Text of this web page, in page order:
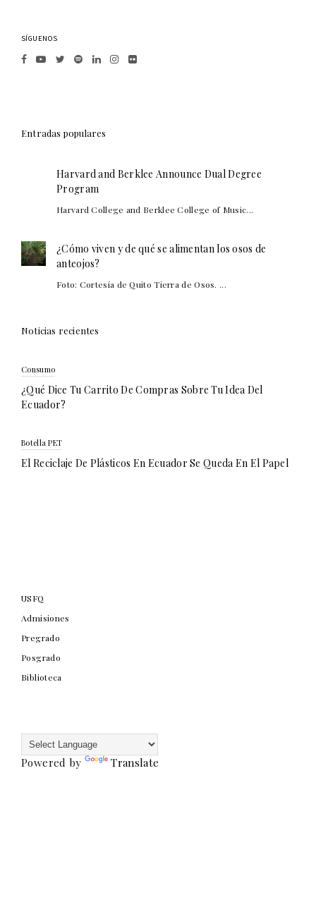
SÍGUENOS
Entradas populares
Harvard and Berklee Announce Dual Degree
Program
Harvard College and Berklee College of Music...
¿Cómo viven y de qué se alimentan los osos de
anteojos?
Foto: Cortesía de Quito Tierra de Osos. ...
Noticias recientes
Consumo
¿Qué Dice Tu Carrito De Compras Sobre Tu Idea Del
Ecuador?
Botella PET
El Reciclaje De Plásticos En Ecuador Se Queda En El Papel
USFQ
Admisiones
Pregrado
Posgrado
Biblioteca
Powered by Translate